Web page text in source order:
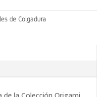
de Colgadura
de la Colección Origami